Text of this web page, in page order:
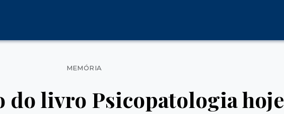
Categorias
MEMÓRIA
do livro Psicopatologia hoje